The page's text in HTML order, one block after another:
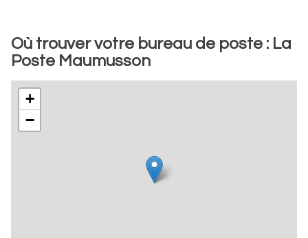
Où trouver votre bureau de poste : La
Poste Maumusson
+
−